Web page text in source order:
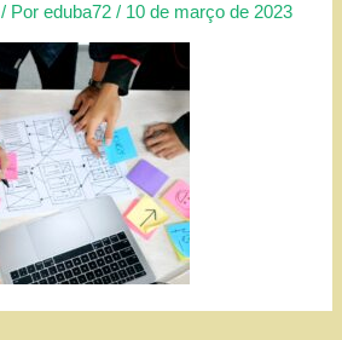
/ Poreduba72 / 10 de março de 2023